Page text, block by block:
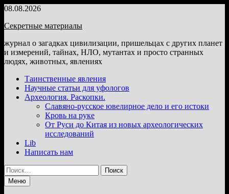
Перейти
содержимому
08.08.2026
Секретные материалы
журнал о загадках цивилизации, пришельцах с других планет
и измерений, тайнах, НЛО, мутантах и просто странных
людях, животных, явлениях
Таинственные явления
Научные статьи для уфологов
Археология. Раскопки.
Славяно-русское ювелирное дело и его истоки
Кровь на руке
От Руси до Китая из новых археологических
исследований
Lib
Написать нам
Найти:
Меню